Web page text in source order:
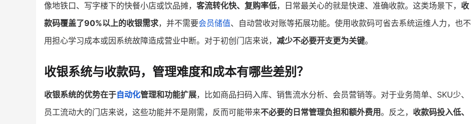
像地铁口、写字楼下的快餐小店或饮品摊， 客流转化快、复购率低，日常最关心的就是快速、准确收款。这类场景下， 收
款码覆盖了90%以上的收银需求，并不需要会员储值、自动营收对账等拓展功能。使用收款码可省去系统运维人力，也不
用担心学习成本或因系统故障造成营业中断。对于初创门店来说， 减少不必要开支更为关键。
收银系统与收款码，管理难度和成本有哪些差别？
收银系统的优势在于自动化管理和功能扩展，比如商品扫码入库、销售流水分析、会员营销等。对于业务简单、SKU少、
员工流动大的门店来说，这些功能并不是刚需，反而可能带来不必要的日常管理负担和额外费用。反之， 收款码投入低、